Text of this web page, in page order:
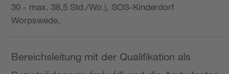
30 - max. 38,5 Std./Wo.), SOS-Kinderdorf
Worpswede,
Bereichsleitung mit der Qualifikation als